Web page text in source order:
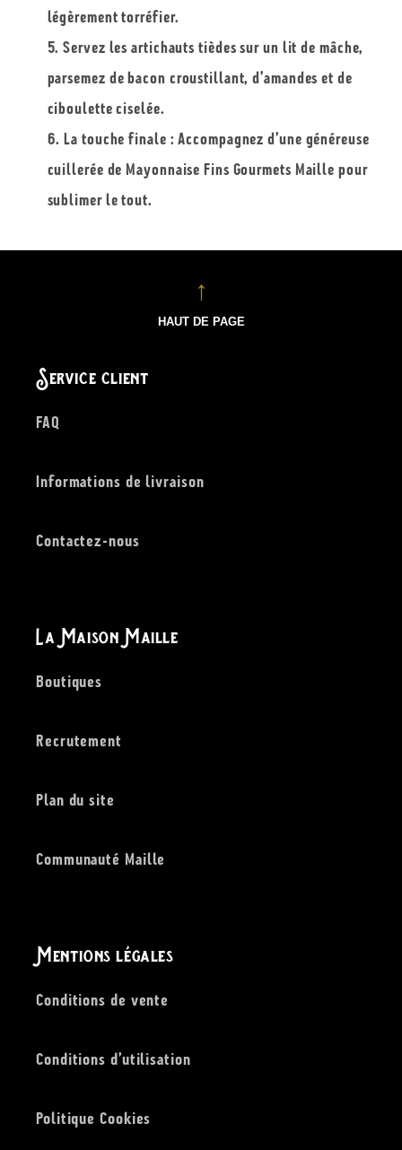
légèrement torréfier.
Servez les artichauts tièdes sur un lit de mâche,
parsemez de bacon croustillant, d’amandes et de
ciboulette ciselée.
La touche finale : Accompagnez d’une généreuse
cuillerée de Mayonnaise Fins Gourmets Maille pour
sublimer le tout.
HAUT DE PAGE
Service client
FAQ
Informations de livraison
Contactez-nous
La Maison Maille
Boutiques
Recrutement
Plan du site
Communauté Maille
Mentions légales
Conditions de vente
Conditions d’utilisation
Politique Cookies